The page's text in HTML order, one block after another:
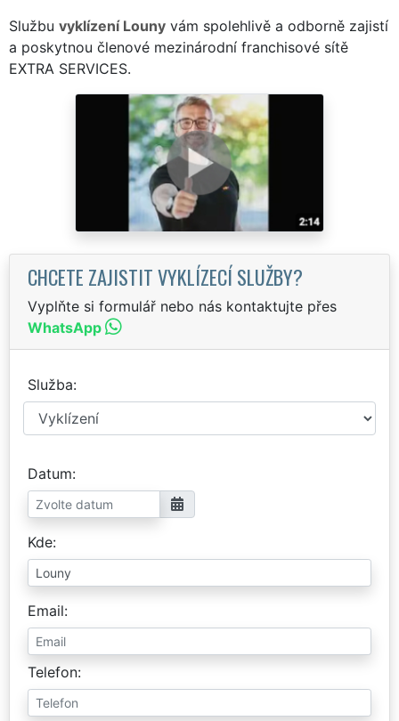
Službu vyklízení Louny vám spolehlivě a odborně zajistí
a poskytnou členové mezinárodní franchisové sítě
EXTRA SERVICES.
CHCETE ZAJISTIT VYKLÍZECÍ SLUŽBY?
Vyplňte si formulář nebo nás kontaktujte přes
WhatsApp
Služba
Datum
Kde
Email
Telefon